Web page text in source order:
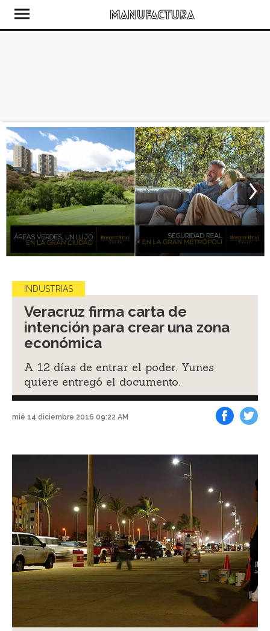
INDUSTRIAS
Veracruz firma carta de
intención para crear una zona
económica
A 12 días de entrar el poder, Yunes
quiere entregó el documento.
mié 14 diciembre 2016 09:22 AM